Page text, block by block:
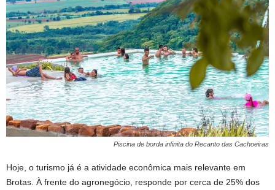
Piscina de borda infinita do Recanto das Cachoeiras
Hoje, o turismo já é a atividade econômica mais relevante em
Brotas. À frente do agronegócio, responde por cerca de 25% dos